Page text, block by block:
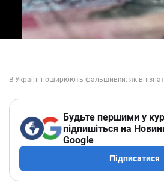
Будьте першими у
підпишіться на
Google
Підписатися